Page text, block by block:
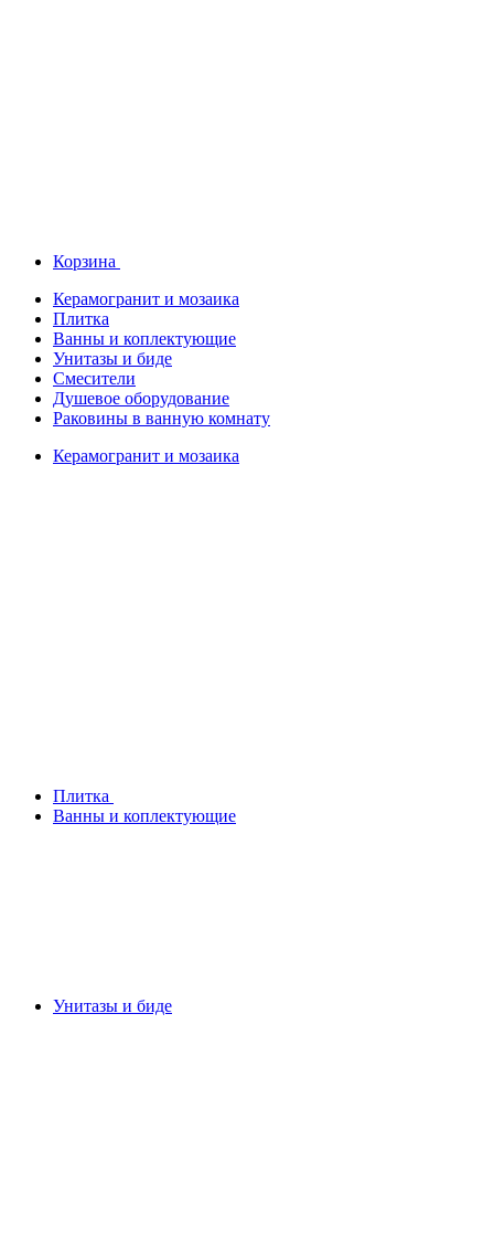
Корзина
Керамогранит и мозаика
Плитка
Ванны и коплектующие
Унитазы и биде
Смесители
Душевое оборудование
Раковины в ванную комнату
Керамогранит и мозаика
Плитка
Ванны и коплектующие
Унитазы и биде